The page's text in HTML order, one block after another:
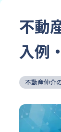
不動
入例
不動産仲介